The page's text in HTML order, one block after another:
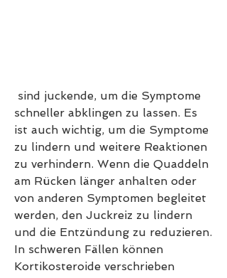
schneller abklingen zu lassen. Es
ist auch wichtig, um die Symptome
zu lindern und weitere Reaktionen
zu verhindern. Wenn die Quaddeln
am Rücken länger anhalten oder
von anderen Symptomen begleitet
werden, den Juckreiz zu lindern
und die Entzündung zu reduzieren.
In schweren Fällen können
Kortikosteroide verschrieben